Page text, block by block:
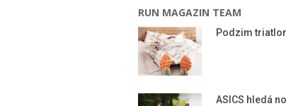
RUN MAGAZIN TEAM
Podzim
ASICS hledá